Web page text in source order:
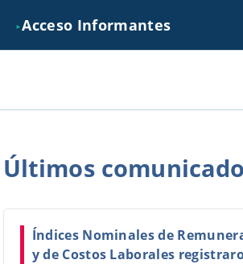
►Acceso Informantes
Últimos
Índices Nominales de
y de Costos Laborales